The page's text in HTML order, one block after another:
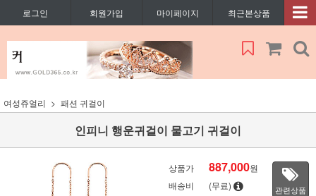
로그인 회원가입 마이페이지 최근본상품
여성쥬얼리 패션 귀걸이
인피니 행운귀걸이 물고기 귀걸이
상품가 887,000원
배송비
(무료) 관련상품